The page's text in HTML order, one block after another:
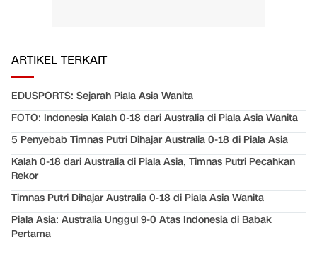
ARTIKEL TERKAIT
EDUSPORTS: Sejarah Piala Asia Wanita
FOTO: Indonesia Kalah 0-18 dari Australia di Piala Asia Wanita
5 Penyebab Timnas Putri Dihajar Australia 0-18 di Piala Asia
Kalah 0-18 dari Australia di Piala Asia, Timnas Putri Pecahkan
Rekor
Timnas Putri Dihajar Australia 0-18 di Piala Asia Wanita
Piala Asia: Australia Unggul 9-0 Atas Indonesia di Babak
Pertama